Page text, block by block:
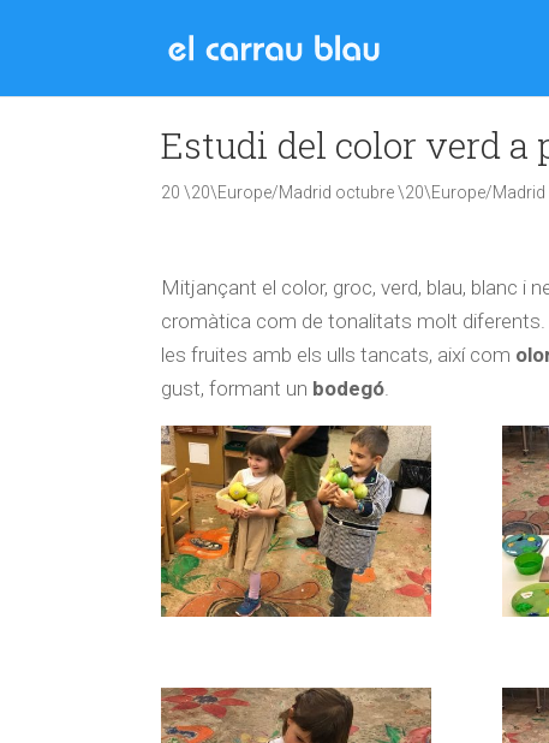
Estudi del color verd a
20 \20\Europe/Madrid octubre \20\Europe/Madrid
Mitjançant el color, groc, verd, blau, blanc i
cromàtica com de tonalitats molt diferents.
les fruites amb els ulls tancats, així com
gust, formant un bodegó.